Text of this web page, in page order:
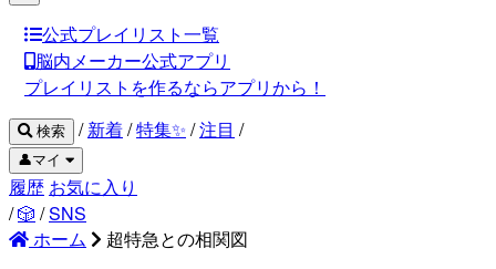
公式プレイリスト一覧
脳内メーカー公式アプリ
プレイリストを作るならアプリから！
検索 / 新着/特集✨ /注目 /
👤マイ
履歴 お気に入り
/🎲 /SNS
ホーム
超特急との相関図